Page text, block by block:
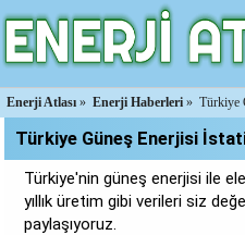
Enerji Atlası » Enerji Haberleri » Türkiye
Türkiye Güneş Enerjisi
Türkiye'nin güneş enerjisi ile
yıllık üretim gibi verileri siz
paylaşıyoruz.